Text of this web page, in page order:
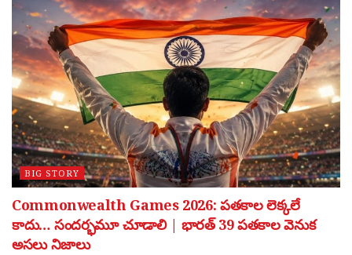
BIG STORY
Commonwealth Games 2026: పతకాల లెక్కలే
కాదు… సందర్భమూ చూడాలి | భారత్ 39 పతకాల వెనుక
అసలు నిజాలు